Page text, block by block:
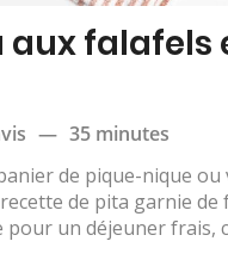
aux falafels
— 35 minutes
de pique-nique ou
de pita garnie de
un déjeuner frais,